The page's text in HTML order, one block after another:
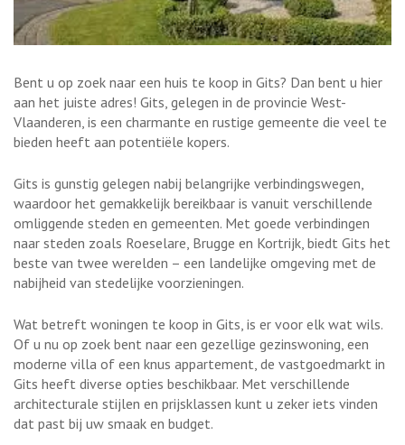
Bent u op zoek naar een huis te koop in Gits? Dan bent u hier
aan het juiste adres! Gits, gelegen in de provincie West-
Vlaanderen, is een charmante en rustige gemeente die veel te
bieden heeft aan potentiële kopers.
Gits is gunstig gelegen nabij belangrijke verbindingswegen,
waardoor het gemakkelijk bereikbaar is vanuit verschillende
omliggende steden en gemeenten. Met goede verbindingen
naar steden zoals Roeselare, Brugge en Kortrijk, biedt Gits het
beste van twee werelden – een landelijke omgeving met de
nabijheid van stedelijke voorzieningen.
Wat betreft woningen te koop in Gits, is er voor elk wat wils.
Of u nu op zoek bent naar een gezellige gezinswoning, een
moderne villa of een knus appartement, de vastgoedmarkt in
Gits heeft diverse opties beschikbaar. Met verschillende
architecturale stijlen en prijsklassen kunt u zeker iets vinden
dat past bij uw smaak en budget.